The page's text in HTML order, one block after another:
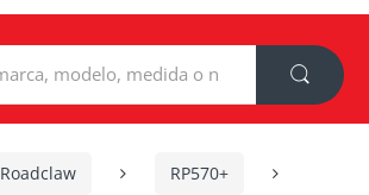
Roadclaw
RP570+